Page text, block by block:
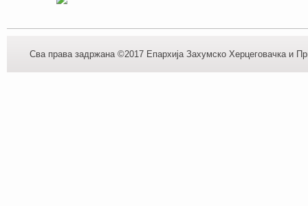
Сва права задржана ©2017 Епархија Захумско Херцеговачка и